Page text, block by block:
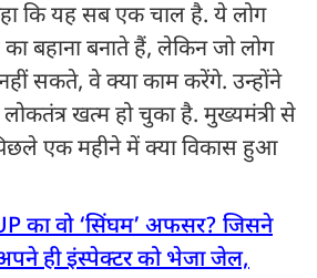
कि यह सब एक चाल है. ये लोग
का बहाना बनाते हैं, लेकिन जो लोग
सकते, वे क्या काम करेंगे. उन्होंने
खत्म हो चुका है. मुख्यमंत्री से
एक महीने में क्या विकास हुआ
का वो ‘सिंघम’ अफसर? जिसने
ही इंस्पेक्टर को भेजा जेल,